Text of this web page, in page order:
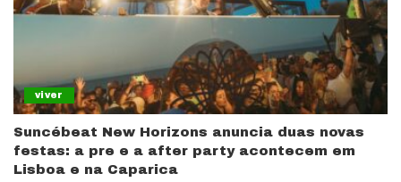
viver
Suncébeat New Horizons anuncia duas novas
festas: a pre e a after party acontecem em
Lisboa e na Caparica